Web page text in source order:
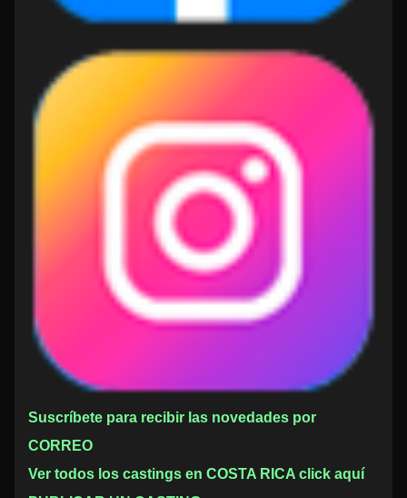
Suscríbete para recibir las novedades por
CORREO
Ver todos los castings en COSTA RICA click aquí